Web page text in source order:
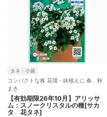
タネ・小袋
コンパクトな株 花壇・鉢植えに 春、秋
まき
【有効期限26年10月】アリッサ
ム：スノークリスタルの種[サカ
タ 花タネ]